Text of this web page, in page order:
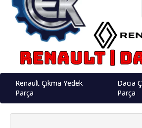
Renault Çıkma Yedek
Parça
Dacia
Parça